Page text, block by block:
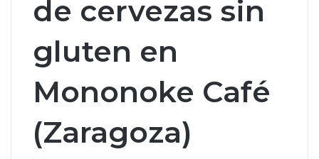
de cervezas sin
gluten en
Mononoke Café
(Zaragoza)